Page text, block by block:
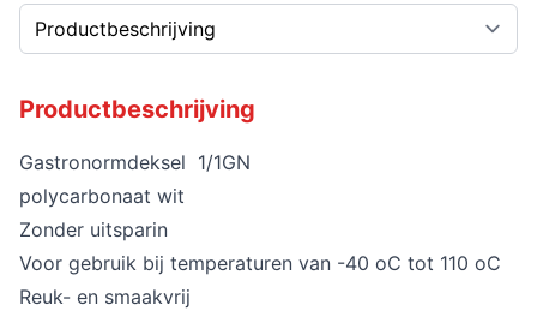
Productbeschrijving
Gastronormdeksel 1/1GN
polycarbonaat wit
Zonder uitsparin
Voor gebruik bij temperaturen van -40 oC tot 110 oC
Reuk- en smaakvrij